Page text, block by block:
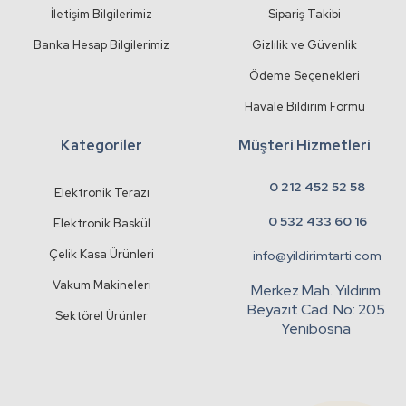
İletişim Bilgilerimiz
Banka Hesap Bilgilerimiz
Sipariş Takibi
Gizlilik ve Güvenlik
Ödeme Seçenekleri
Havale Bildirim Formu
Kategoriler
Elektronik Terazı
Elektronik Baskül
Çelik Kasa Ürünleri
Vakum Makineleri
Sektörel Ürünler
Müşteri Hizmetleri
0 212 452 52 58
0 532 433 60 16
info@yildirimtarti.com
Merkez Mah. Yıldırım
Beyazıt Cad. No: 205
Yenibosna